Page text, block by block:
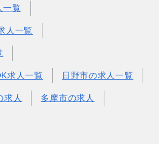
一覧
人一覧
求人一覧 日野市の求人一覧
求人 多摩市の求人